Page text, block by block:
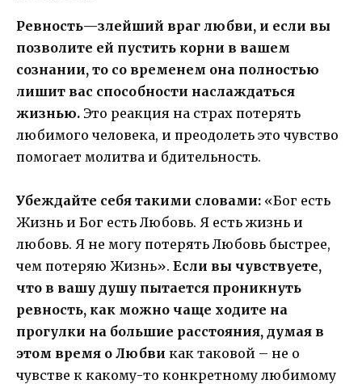
Ревность—злейший враг любви, и если вы
позволите ей пустить корни в вашем
сознании, то со временем она полностью
лишит вас способности наслаждаться
жизнью. Это реакция на страх потерять
любимого человека, и преодолеть это чувство
помогает молитва и бдительность.
Убеждайте себя такими словами: «Бог есть
Жизнь и Бог есть Любовь. Я есть жизнь и
любовь. Я не могу потерять Любовь быстрее,
чем потеряю Жизнь». Если вы чувствуете,
что в вашу душу пытается проникнуть
ревность, как можно чаще ходите на
прогулки на большие расстояния, думая в
этом время о Любви как таковой – не о
чувстве к какому-то конкретному любимому